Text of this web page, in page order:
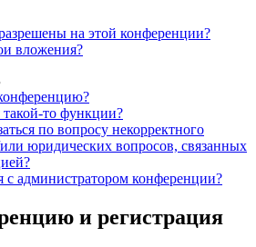
на этой конференции?
вложения?
такой-то функции?
по вопросу некорректного
юридических вопросов, связанных
с администратором конференции?
и регистрация